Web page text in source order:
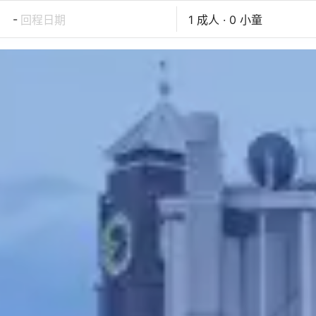
- 回程日期 1 成人 · 0 小童